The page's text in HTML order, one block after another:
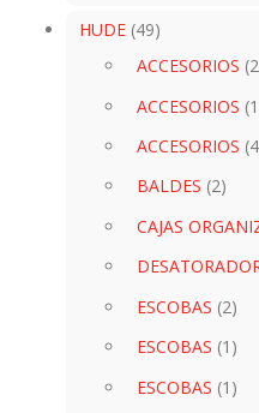
HUDE (49)
ACCESORIOS
ACCESORIOS
ACCESORIOS
BALDES (2)
CAJAS
ESCOBAS (2)
ESCOBAS (1)
ESCOBAS (1)